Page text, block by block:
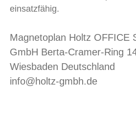
einsatzfähig.
Magnetoplan Holtz OFFICE
GmbH Berta-Cramer-Ring
Wiesbaden Deutschland
info@holtz-gmbh.de